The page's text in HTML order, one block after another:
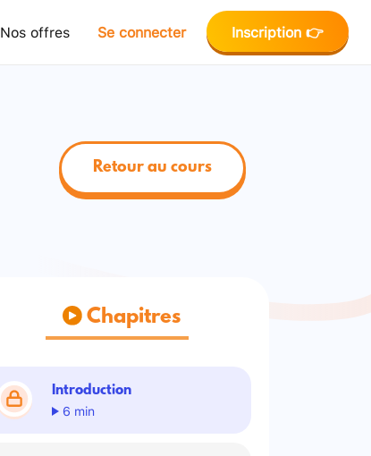
Nos offres Se connecter Inscription 👉
Retour au cours
Chapitres
Introduction
6 min